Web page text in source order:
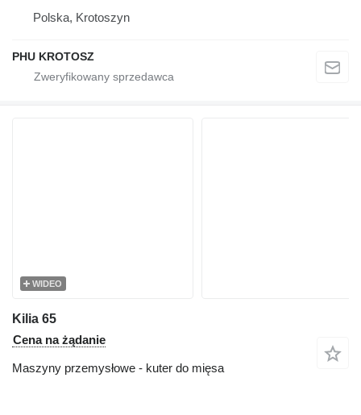
Polska, Krotoszyn
PHU KROTOSZ
WIDEO
Kilia 65
Cena na żądanie
Maszyny przemysłowe - kuter do mięsa